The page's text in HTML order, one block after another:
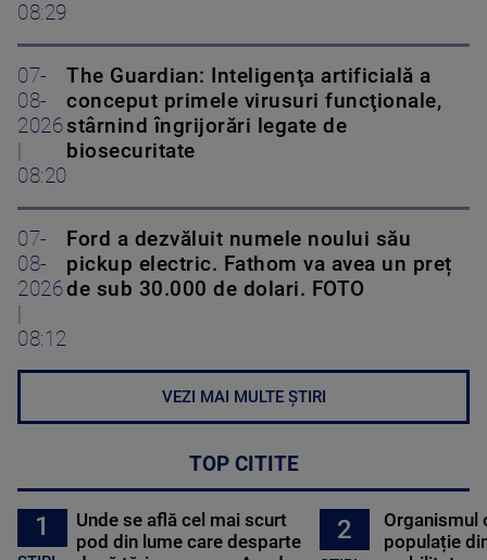
08:29
07-
08-
2026
08:20
The Guardian: Inteligenţa artificială a
conceput primele virusuri funcţionale,
stârnind îngrijorări legate de
biosecuritate
07-
08-
2026
08:12
Ford a dezvăluit numele noului său
pickup electric. Fathom va avea un preț
de sub 30.000 de dolari. FOTO
VEZI MAI MULTE ȘTIRI
TOP CITITE
1
Unde se află cel mai scurt
pod din lume care desparte
2
Organismul
populație